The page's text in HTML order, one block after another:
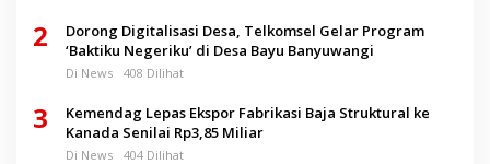
2
Dorong Digitalisasi Desa, Telkomsel Gelar Program
‘Baktiku Negeriku’ di Desa Bayu Banyuwangi
Di News 408 Dilihat
3
Kemendag Lepas Ekspor Fabrikasi Baja Struktural ke
Kanada Senilai Rp3,85 Miliar
Di News 404 Dilihat